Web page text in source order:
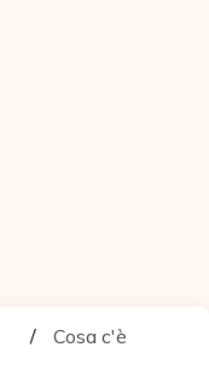
Cosa c'è